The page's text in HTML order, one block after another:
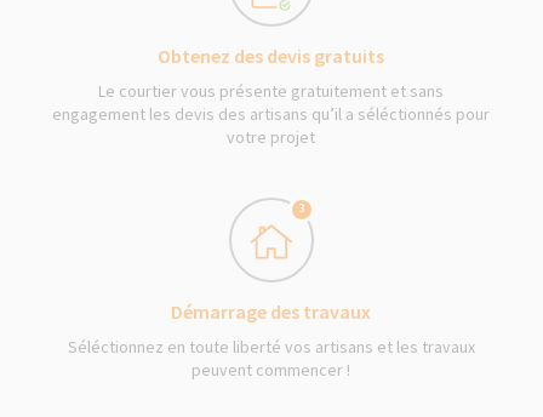
Obtenez des devis gratuits
Le courtier vous présente gratuitement et sans
engagement les devis des artisans qu’il a séléctionnés pour
votre projet
3
Démarrage des travaux
Séléctionnez en toute liberté vos artisans et les travaux
peuvent commencer !